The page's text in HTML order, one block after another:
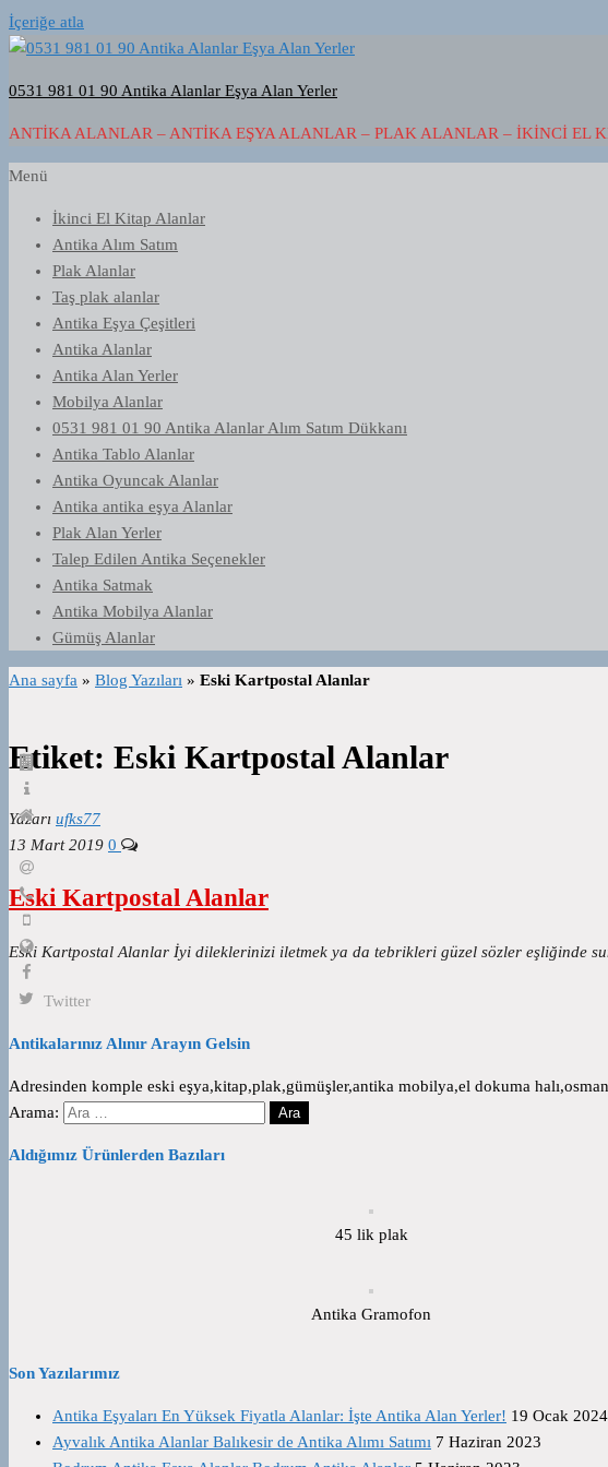
İçeriğe atla
0531 981 01 90 Antika Alanlar Eşya Alan Yerler
ANTIKA ALANLAR – ANTIKA EŞYA ALANLAR – PLAK ALANLAR – İKINCI EL
Menü
İkinci El Kitap Alanlar
Antika Alım Satım
Plak Alanlar
Taş plak alanlar
Antika Eşya Çeşitleri
Antika Alanlar
Antika Alan Yerler
Mobilya Alanlar
0531 981 01 90 Antika Alanlar Alım Satım Dükkanı
Antika Tablo Alanlar
Antika Oyuncak Alanlar
Antika antika eşya Alanlar
Plak Alan Yerler
Talep Edilen Antika Seçenekler
Antika Satmak
Antika Mobilya Alanlar
Gümüş Alanlar
Ana sayfa » Blog Yazıları » Eski Kartpostal Alanlar
Etiket: Eski Kartpostal Alanlar
Yazarı ufks77
13 Mart 2019 0
Eski Kartpostal Alanlar
Eski Kartpostal Alanlar İyi dileklerinizi iletmek ya da tebrikleri güzel sözler eşliğinde
Twitter
Antikalarınız Alınır Arayın Gelsin
Adresinden komple eski eşya,kitap,plak,gümüşler,antika mobilya,el dokuma
Arama:
Aldığımız Ürünlerden Bazıları
45 lik plak
Antika Gramofon
Son Yazılarımız
Antika Eşyaları En Yüksek Fiyatla Alanlar: İşte Antika Alan Yerler! 19 Ocak 2024
Ayvalık Antika Alanlar Balıkesir de Antika Alımı Satımı 7 Haziran 2023